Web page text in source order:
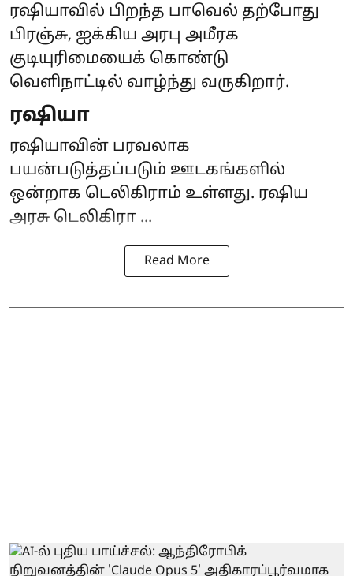
ரஷியாவில் பிறந்த பாவெல் தற்போது
பிரஞ்சு, ஐக்கிய அரபு அமீரக
குடியுரிமையைக் கொண்டு
வெளிநாட்டில் வாழ்ந்து வருகிறார்.
ரஷியா
ரஷியாவின் பரவலாக
பயன்படுத்தப்படும் ஊடகங்களில்
ஒன்றாக டெலிகிராம் உள்ளது. ரஷிய
அரசு டெலிகிரா ...
Read More